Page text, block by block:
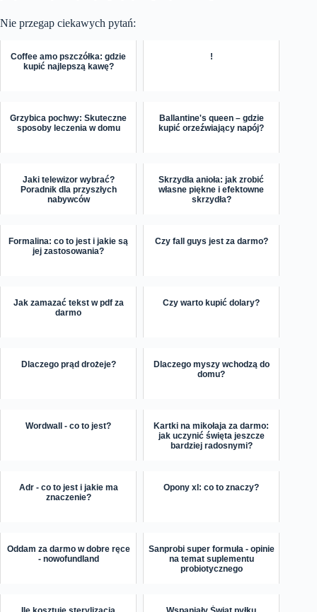
Nie przegap ciekawych pytań:
Coffee amo pszczółka: gdzie
kupić najlepszą kawę?
!
Grzybica pochwy: Skuteczne
sposoby leczenia w domu
Ballantine's queen – gdzie
kupić orzeźwiający napój?
Jaki telewizor wybrać?
Poradnik dla przyszłych
nabywców
Skrzydła anioła: jak zrobić
własne piękne i efektowne
skrzydła?
Formalina: co to jest i jakie są
jej zastosowania?
Czy fall guys jest za darmo?
Jak zamazać tekst w pdf za
darmo
Czy warto kupić dolary?
Dlaczego prąd drożeje?
Dlaczego myszy wchodzą do
domu?
Wordwall - co to jest?
Kartki na mikołaja za darmo:
jak uczynić święta jeszcze
bardziej radosnymi?
Adr - co to jest i jakie ma
znaczenie?
Opony xl: co to znaczy?
Oddam za darmo w dobre ręce
- nowofundland
Sanprobi super formuła - opinie
na temat suplementu
probiotycznego